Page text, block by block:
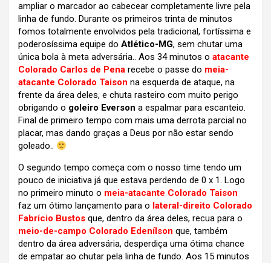
ampliar o marcador ao cabecear completamente livre pela
linha de fundo. Durante os primeiros trinta de minutos
fomos totalmente envolvidos pela tradicional, fortíssima e
poderosíssima equipe do Atlético-MG, sem chutar uma
única bola à meta adversária.. Aos 34 minutos o atacante
Colorado Carlos de Pena recebe o passe do meia-
atacante Colorado Taison na esquerda de ataque, na
frente da área deles, e chuta rasteiro com muito perigo
obrigando o goleiro Everson a espalmar para escanteio.
Final de primeiro tempo com mais uma derrota parcial no
placar, mas dando graças a Deus por não estar sendo
goleado..
O segundo tempo começa com o nosso time tendo um
pouco de iniciativa já que estava perdendo de 0 x 1. Logo
no primeiro minuto o meia-atacante Colorado Taison
faz um ótimo lançamento para o lateral-direito Colorado
Fabrício Bustos que, dentro da área deles, recua para o
meio-de-campo Colorado Edenílson que, também
dentro da área adversária, desperdiça uma ótima chance
de empatar ao chutar pela linha de fundo. Aos 15 minutos